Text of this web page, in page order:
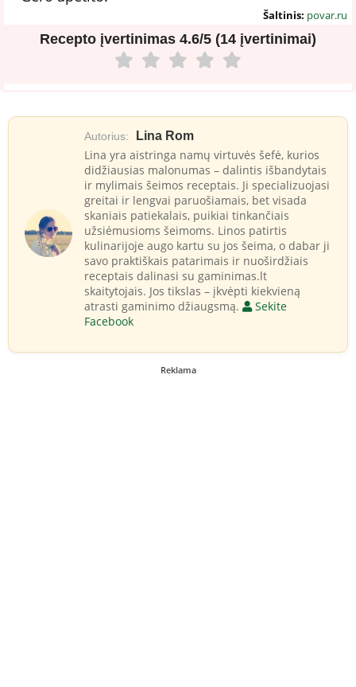
Šaltinis: povar.ru
Recepto įvertinimas 4.6/5 (14 įvertinimai)
Autorius: Lina Rom
Lina yra aistringa namų virtuvės šefė, kurios
didžiausias malonumas – dalintis išbandytais
ir mylimais šeimos receptais. Ji specializuojasi
greitai ir lengvai paruošiamais, bet visada
skaniais patiekalais, puikiai tinkančiais
užsiėmusioms šeimoms. Linos patirtis
kulinarijoje augo kartu su jos šeima, o dabar ji
savo praktiškais patarimais ir nuoširdžiais
receptais dalinasi su gaminimas.lt
skaitytojais. Jos tikslas – įkvėpti kiekvieną
atrasti gaminimo džiaugsmą.
Sekite
Facebook
Reklama